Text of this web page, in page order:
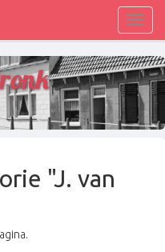
"J. van